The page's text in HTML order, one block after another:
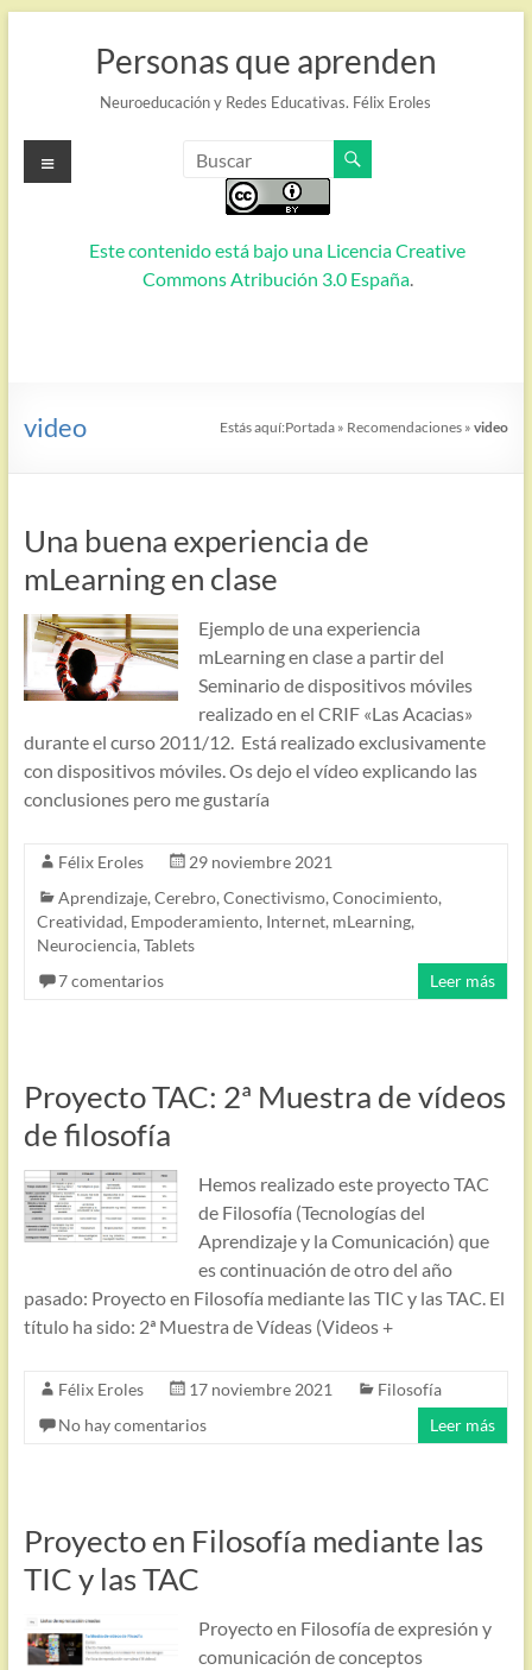
Personas que aprenden
Neuroeducación y Redes Educativas. Félix Eroles
Este contenido está bajo una Licencia Creative
Commons Atribución 3.0 España.
Menú
video Estás aquí:Portada » Recomendaciones »video
Una buena experiencia de
mLearning en clase
Ejemplo de una experiencia
mLearning en clase a partir del
Seminario de dispositivos móviles
realizado en el CRIF «Las Acacias»
durante el curso 2011/12. Está realizado exclusivamente
con dispositivos móviles. Os dejo el vídeo explicando las
conclusiones pero me gustaría
Félix Eroles
29 noviembre 2021
Aprendizaje, Cerebro, Conectivismo, Conocimiento,
Creatividad, Empoderamiento, Internet, mLearning,
Neurociencia, Tablets
7 comentarios
Leer más
Proyecto TAC: 2ª Muestra de vídeos
de filosofía
Hemos realizado este proyecto TAC
de Filosofía (Tecnologías del
Aprendizaje y la Comunicación) que
es continuación de otro del año
pasado: Proyecto en Filosofía mediante las TIC y las TAC. El
título ha sido: 2ª Muestra de Vídeas (Videos +
Félix Eroles 17 noviembre 2021
Filosofía
No hay comentarios
Leer más
Proyecto en Filosofía mediante las
TIC y las TAC
Proyecto en Filosofía de expresión y
comunicación de conceptos